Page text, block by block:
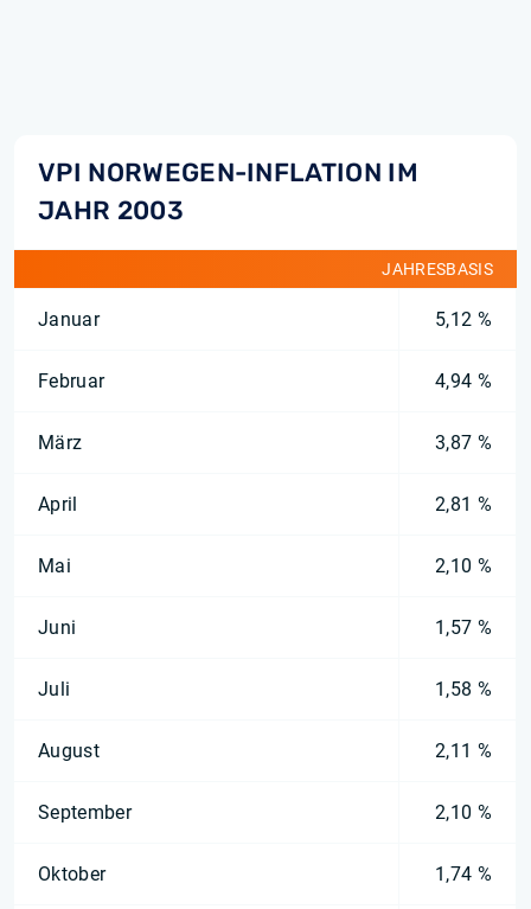
VPI NORWEGEN-INFLATION IM
JAHR 2003
JAHRESBASIS
Januar 5,12 %
Februar 4,94 %
März 3,87 %
April 2,81 %
Mai 2,10 %
Juni 1,57 %
Juli 1,58 %
August 2,11 %
September 2,10 %
Oktober 1,74 %